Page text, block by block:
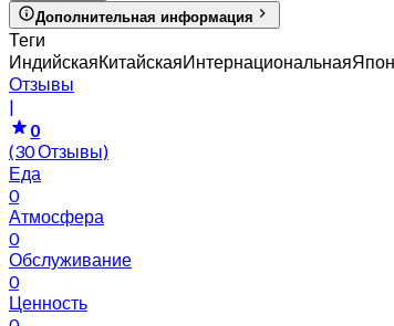
Дополнительная информация
Теги
ИндийскаяКитайскаяИнтернациональная
Отзывы
|
0
(30 Отзывы)
Еда
0
Атмосфера
0
Обслуживание
0
Ценность